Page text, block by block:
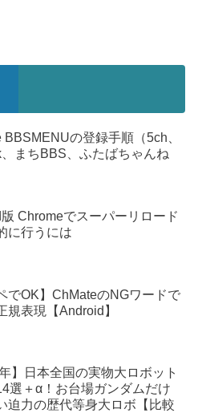
BBSMENUの登録手順（5ch、
まちBBS、ふたばちゃんね
Chromeでスーパーリロード
に行うには
でOK】ChMateのNGワードで
規表現【Android】
年】日本全国の実物大ロボット
選＋α！お台場ガンダムだけ
迫力の歴代等身大ロボ【比較